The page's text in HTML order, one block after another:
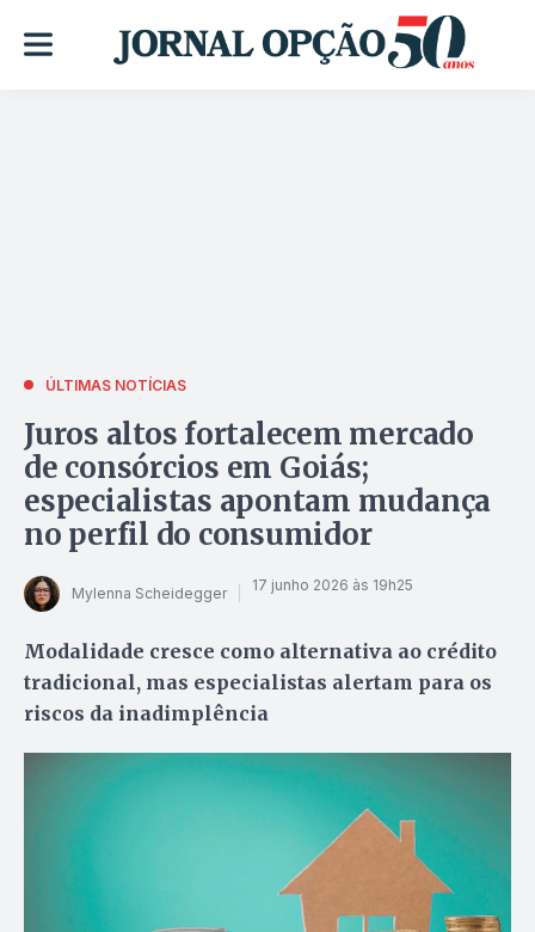
ÚLTIMAS NOTÍCIAS
Juros altos fortalecem mercado
de consórcios em Goiás;
especialistas apontam mudança
no perfil do consumidor
Mylenna Scheidegger 17 junho 2026 às 19h25
Modalidade cresce como alternativa ao crédito
tradicional, mas especialistas alertam para os
riscos da inadimplência